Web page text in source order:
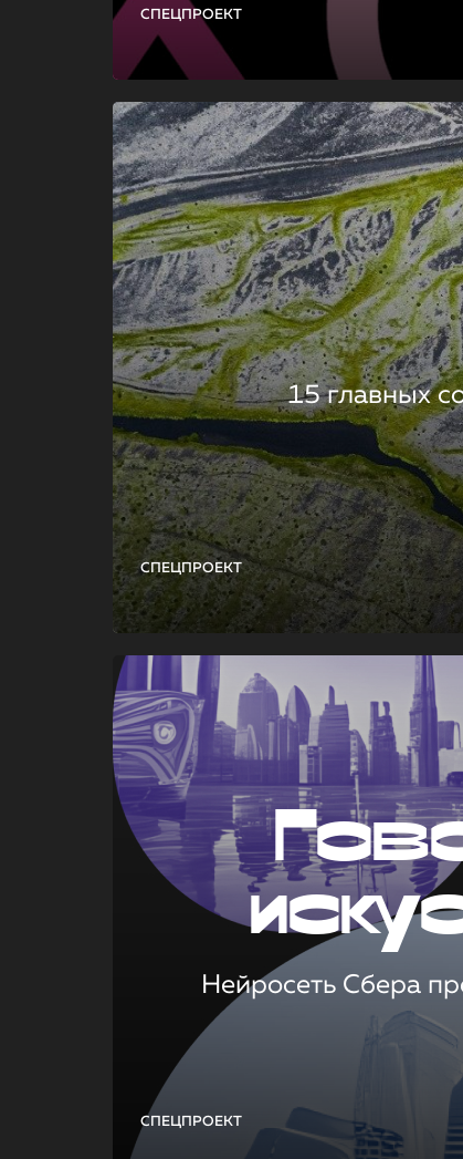
СПЕЦПРОЕКТ
СПЕЦПРОЕКТ
15 главных
СПЕЦПРОЕКТ
Нейросеть Сбера